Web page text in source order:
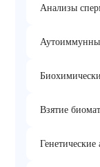
Анализы
Взятие
Генетические